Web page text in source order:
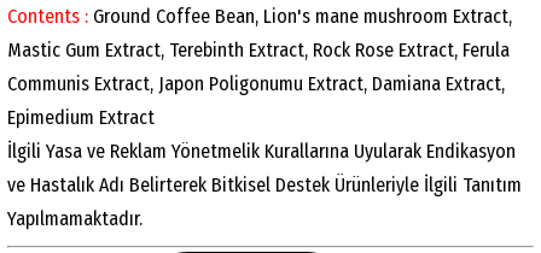
Contents : Ground Coffee Bean, Lion's mane mushroom Extract,
Mastic Gum Extract, Terebinth Extract, Rock Rose Extract, Ferula
Communis Extract, Japon Poligonumu Extract, Damiana Extract,
Epimedium Extract
İlgili Yasa ve Reklam Yönetmelik Kurallarına Uyularak Endikasyon
ve Hastalık Adı Belirterek Bitkisel Destek Ürünleriyle İlgili Tanıtım
Yapılmamaktadır.